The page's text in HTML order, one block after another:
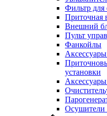
Фильтр для
Приточная
Внешний
Пульт
Фанкойлы
установки
Осушители